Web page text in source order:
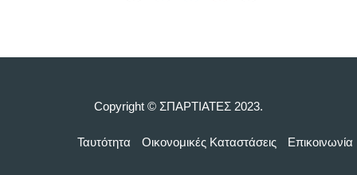
Copyright © ΣΠΑΡΤΙΑΤΕΣ 2023.
Ταυτότητα Οικονομικές Kαταστάσεις Επικοινωνία